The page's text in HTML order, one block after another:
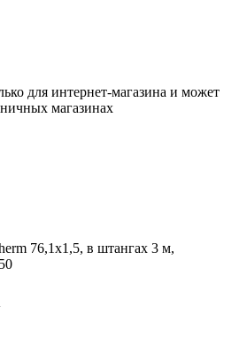
для интернет-магазина и может
магазинах
76,1x1,5, в штангах 3 м,